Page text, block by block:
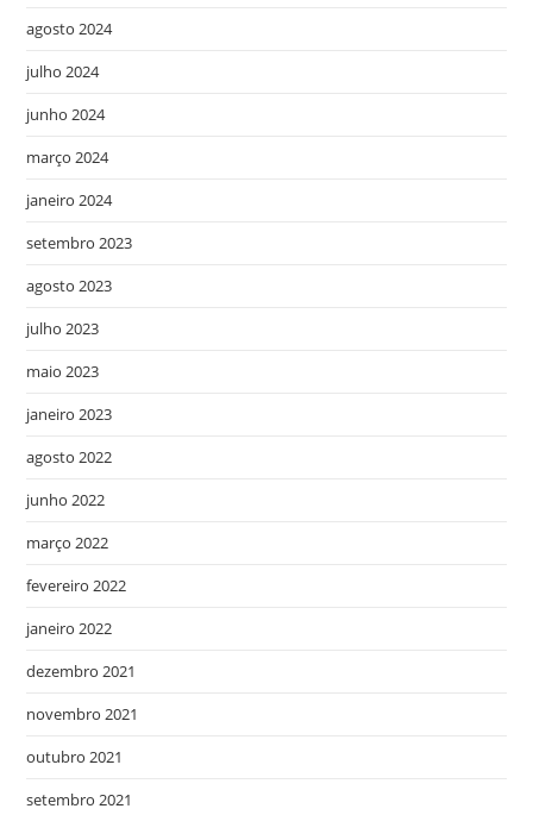
agosto 2024
julho 2024
junho 2024
março 2024
janeiro 2024
setembro 2023
agosto 2023
julho 2023
maio 2023
janeiro 2023
agosto 2022
junho 2022
março 2022
fevereiro 2022
janeiro 2022
dezembro 2021
novembro 2021
outubro 2021
setembro 2021